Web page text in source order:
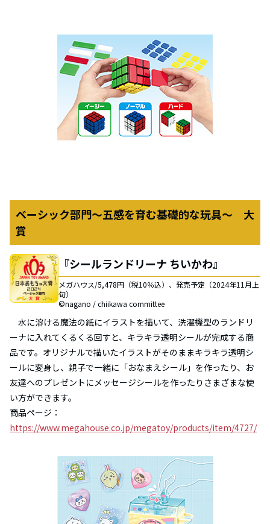
ベーシック部門～五感を育む基礎的な玩具～ 大
賞
『シールランドリーナ ちいかわ』
メガハウス/5,478円（税10％込）、発売予定（2024年11月上
旬）
©nagano / chiikawa committee
水に溶ける魔法の紙にイラストを描いて、洗濯機型のランドリ
ーナに入れてくるくる回すと、キラキラ透明シールが完成する商
品です。オリジナルで描いたイラストがそのままキラキラ透明シ
ールに変身し、親子で一緒に「おなまえシール」を作ったり、お
友達へのプレゼントにメッセージシールを作ったりさまざまな使
い方ができます。
商品ページ：
https://www.megahouse.co.jp/megatoy/products/item/4727/